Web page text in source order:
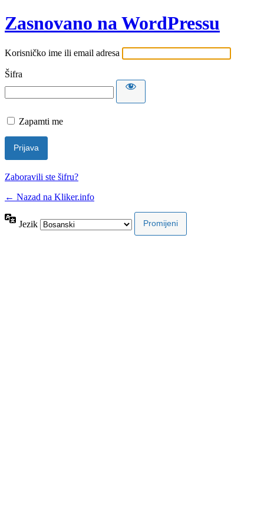
Zasnovano na WordPressu
Korisničko ime ili email adresa
Šifra
Zapamti me
Zaboravili ste šifru?
← Nazad na Kliker.info
Jezik